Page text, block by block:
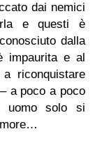
dai nemici
e questi è
dalla
impaurita e al
riconquistare
a poco a poco
uomo solo si